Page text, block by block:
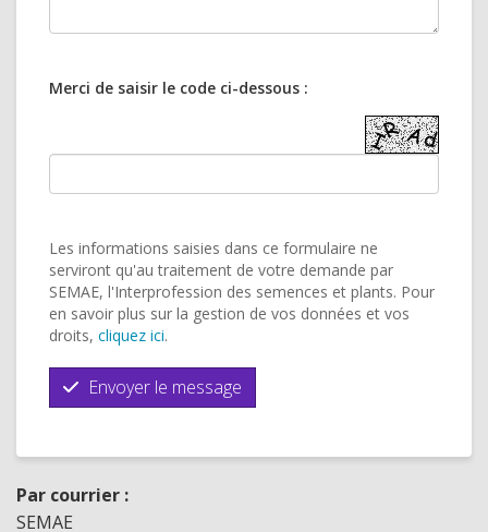
Merci de saisir le code ci-dessous :
Les informations saisies dans ce formulaire ne
serviront qu'au traitement de votre demande par
SEMAE, l'Interprofession des semences et plants. Pour
en savoir plus sur la gestion de vos données et vos
droits, cliquez ici.
Envoyer le message
Par courrier :
SEMAE